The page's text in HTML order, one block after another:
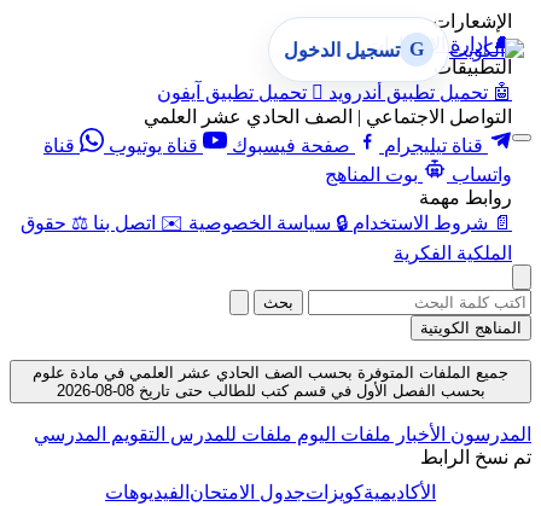
الإشعارات
🔔 إدارة الإشعارات
التطبيقات
🤖 تحميل تطبيق أندرويد  تحميل تطبيق آيفون
التواصل الاجتماعي | الصف الحادي عشر العلمي
قناة تيليجرام
صفحة فيسبوك قناة يوتيوب
قناة
واتساب
بوت المناهج
روابط مهمة
📄 شروط الاستخدام 🔒 سياسة الخصوصية ✉️ اتصل بنا ⚖️ حقوق
الملكية الفكرية
G تسجيل الدخول
بحث
المناهج الكويتية
جميع الملفات المتوفرة بحسب الصف الحادي عشر العلمي في مادة علوم
بحسب الفصل الأول في قسم كتب للطالب حتى تاريخ 08-08-2026
المدرسون الأخبار ملفات اليوم ملفات للمدرس التقويم المدرسي
تم نسخ الرابط
الأكاديميةكويزاتجدول الامتحانالفيديوهات